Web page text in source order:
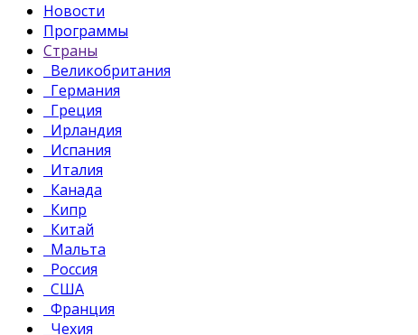
Новости
Программы
Страны
Великобритания
Германия
Греция
Ирландия
Испания
Италия
Канада
Кипр
Китай
Мальта
Россия
США
Франция
Чехия